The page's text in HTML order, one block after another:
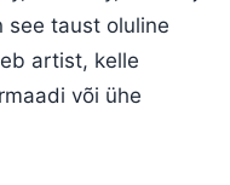
see taust oluline
artist, kelle
või ühe